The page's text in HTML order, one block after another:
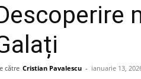
către Cristian Pavalescu - ianuarie 13,